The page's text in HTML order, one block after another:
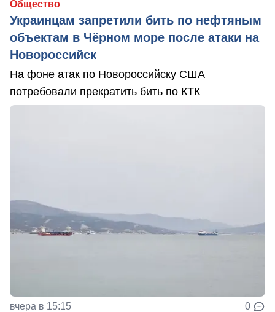
Общество
Украинцам запретили бить по нефтяным
объектам в Чёрном море после атаки на
Новороссийск
На фоне атак по Новороссийску США
потребовали прекратить бить по КТК
вчера в 15:15 0